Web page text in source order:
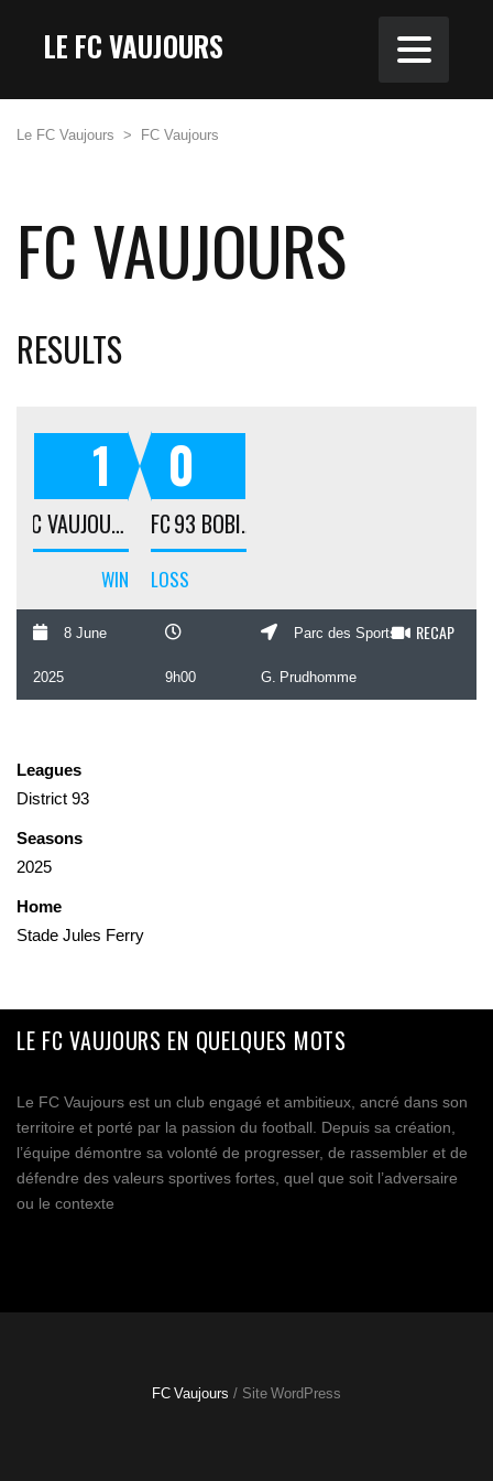
LE FC VAUJOURS
Le FC Vaujours > FC Vaujours
FC VAUJOURS
RESULTS
1
FC VAUJOURS
WIN
0
FC 93 BOBIGNY
LOSS
8 June
2025 9h00
Parc des Sports
G. Prudhomme
RECAP
Leagues
District 93
Seasons
2025
Home
Stade Jules Ferry
LE FC VAUJOURS EN QUELQUES MOTS
Le FC Vaujours est un club engagé et ambitieux, ancré dans son
territoire et porté par la passion du football. Depuis sa création,
l’équipe démontre sa volonté de progresser, de rassembler et de
défendre des valeurs sportives fortes, quel que soit l’adversaire
ou le contexte
FC Vaujours / Site WordPress